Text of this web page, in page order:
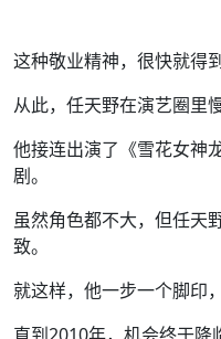
这种敬业精神，很快就得
从此，任天野在演艺圈里
他接连出演了《雪花女神
剧。
虽然角色都不大，但任天
致。
就这样，他一步一个脚印